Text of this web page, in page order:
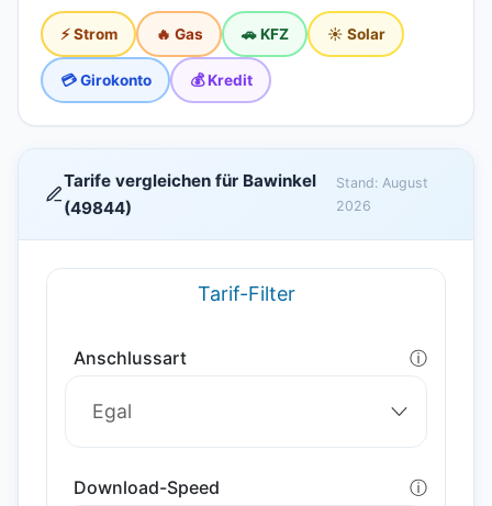
⚡ Strom 🔥 Gas 🚗 KFZ ☀️ Solar
💳 Girokonto 💰 Kredit
Tarife vergleichen für Bawinkel
(49844)
Stand: August
2026